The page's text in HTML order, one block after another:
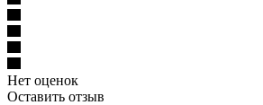
Нет оценок
Оставить отзыв